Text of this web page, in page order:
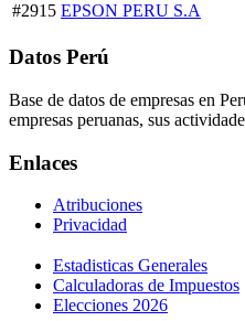
#2915 EPSON PERU S.A
Datos Perú
Base de datos de empresas en
empresas peruanas, sus
Enlaces
Atribuciones
Privacidad
Estadisticas Generales
Calculadoras de Impuestos
Elecciones 2026